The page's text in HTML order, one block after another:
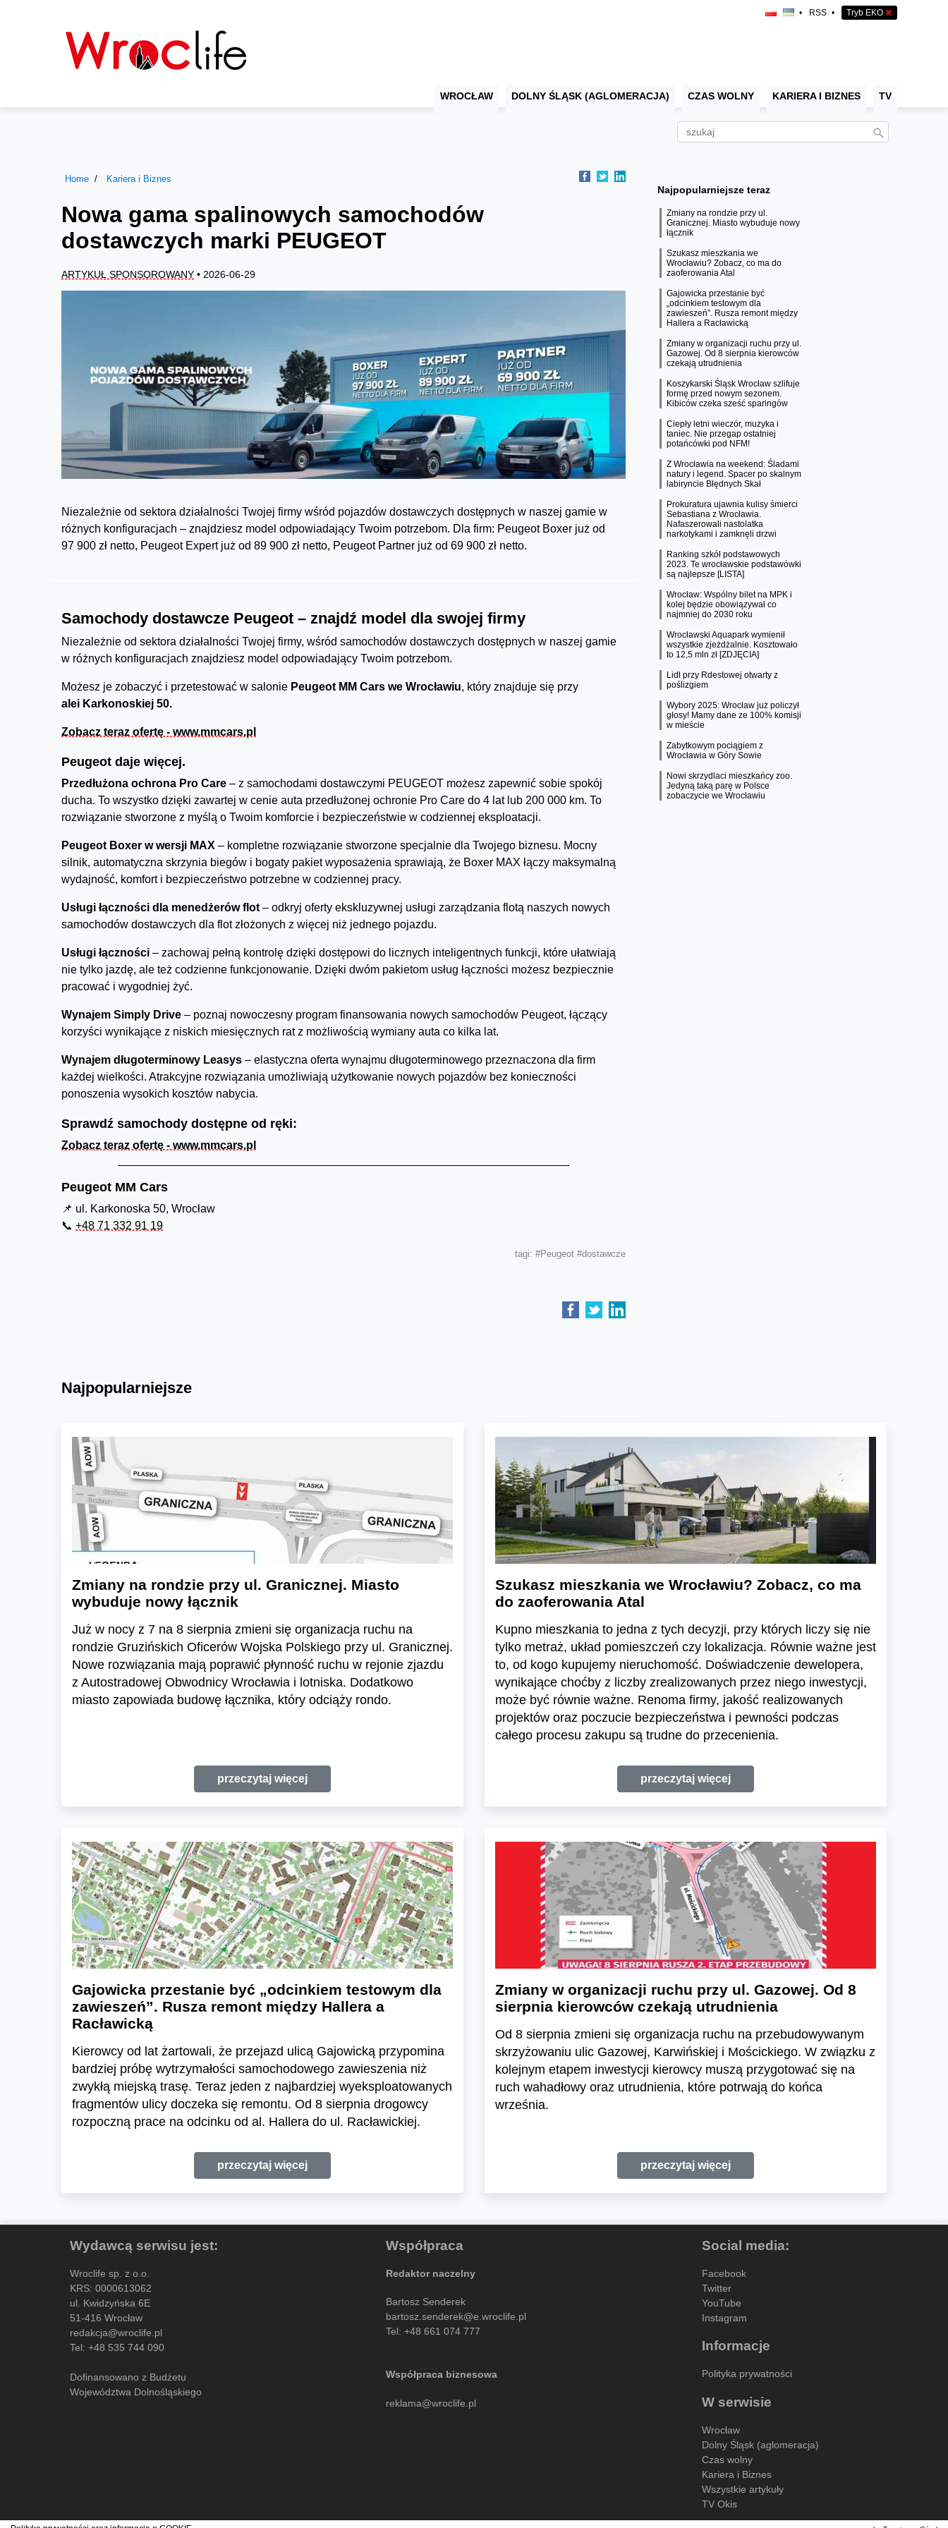
• RSS • Tryb EKO ✖
WROCŁAW DOLNY ŚLĄSK (AGLOMERACJA) CZAS WOLNY KARIERA I BIZNES TV
Home Kariera i Biznes
Nowa gama spalinowych samochodów
dostawczych marki PEUGEOT
ARTYKUŁ SPONSOROWANY • 2026-06-29
Niezależnie od sektora działalności Twojej firmy wśród pojazdów dostawczych dostępnych w naszej gamie w
różnych konfiguracjach – znajdziesz model odpowiadający Twoim potrzebom. Dla firm: Peugeot Boxer już od
97 900 zł netto, Peugeot Expert już od 89 900 zł netto, Peugeot Partner już od 69 900 zł netto.
Samochody dostawcze Peugeot – znajdź model dla swojej firmy
Niezależnie od sektora działalności Twojej firmy, wśród samochodów dostawczych dostępnych w naszej gamie
w różnych konfiguracjach znajdziesz model odpowiadający Twoim potrzebom.
Możesz je zobaczyć i przetestować w salonie Peugeot MM Cars we Wrocławiu, który znajduje się przy
alei Karkonoskiej 50.
Zobacz teraz ofertę - www.mmcars.pl
Peugeot daje więcej.
Przedłużona ochrona Pro Care – z samochodami dostawczymi PEUGEOT możesz zapewnić sobie spokój
ducha. To wszystko dzięki zawartej w cenie auta przedłużonej ochronie Pro Care do 4 lat lub 200 000 km. To
rozwiązanie stworzone z myślą o Twoim komforcie i bezpieczeństwie w codziennej eksploatacji.
Peugeot Boxer w wersji MAX – kompletne rozwiązanie stworzone specjalnie dla Twojego biznesu. Mocny
silnik, automatyczna skrzynia biegów i bogaty pakiet wyposażenia sprawiają, że Boxer MAX łączy maksymalną
wydajność, komfort i bezpieczeństwo potrzebne w codziennej pracy.
Usługi łączności dla menedżerów flot – odkryj oferty ekskluzywnej usługi zarządzania flotą naszych nowych
samochodów dostawczych dla flot złożonych z więcej niż jednego pojazdu.
Usługi łączności – zachowaj pełną kontrolę dzięki dostępowi do licznych inteligentnych funkcji, które ułatwiają
nie tylko jazdę, ale też codzienne funkcjonowanie. Dzięki dwóm pakietom usług łączności możesz bezpiecznie
pracować i wygodniej żyć.
Wynajem Simply Drive – poznaj nowoczesny program finansowania nowych samochodów Peugeot, łączący
korzyści wynikające z niskich miesięcznych rat z możliwością wymiany auta co kilka lat.
Wynajem długoterminowy Leasys – elastyczna oferta wynajmu długoterminowego przeznaczona dla firm
każdej wielkości. Atrakcyjne rozwiązania umożliwiają użytkowanie nowych pojazdów bez konieczności
ponoszenia wysokich kosztów nabycia.
Sprawdź samochody dostępne od ręki:
Zobacz teraz ofertę - www.mmcars.pl
Peugeot MM Cars
📌 ul. Karkonoska 50, Wrocław
📞 +48 71 332 91 19
tagi: #Peugeot #dostawcze
Najpopularniejsze teraz
Zmiany na rondzie przy ul.
Granicznej. Miasto wybuduje nowy
łącznik
Szukasz mieszkania we
Wrocławiu? Zobacz, co ma do
zaoferowania Atal
Gajowicka przestanie być
„odcinkiem testowym dla
zawieszeń”. Rusza remont między
Hallera a Racławicką
Zmiany w organizacji ruchu przy ul.
Gazowej. Od 8 sierpnia kierowców
czekają utrudnienia
Koszykarski Śląsk Wrocław szlifuje
formę przed nowym sezonem.
Kibiców czeka sześć sparingów
Ciepły letni wieczór, muzyka i
taniec. Nie przegap ostatniej
potańcówki pod NFM!
Z Wrocławia na weekend: Śladami
natury i legend. Spacer po skalnym
labiryncie Błędnych Skał
Prokuratura ujawnia kulisy śmierci
Sebastiana z Wrocławia.
Nafaszerowali nastolatka
narkotykami i zamknęli drzwi
Ranking szkół podstawowych
2023. Te wrocławskie podstawówki
są najlepsze [LISTA]
Wrocław: Wspólny bilet na MPK i
kolej będzie obowiązywał co
najmniej do 2030 roku
Wrocławski Aquapark wymienił
wszystkie zjeżdżalnie. Kosztowało
to 12,5 mln zł [ZDJĘCIA]
Lidl przy Rdestowej otwarty z
poślizgiem
Wybory 2025: Wrocław już policzył
głosy! Mamy dane ze 100% komisji
w mieście
Zabytkowym pociągiem z
Wrocławia w Góry Sowie
Nowi skrzydlaci mieszkańcy zoo.
Jedyną taką parę w Polsce
zobaczycie we Wrocławiu
Najpopularniejsze
Zmiany na rondzie przy ul. Granicznej. Miasto
wybuduje nowy łącznik
Już w nocy z 7 na 8 sierpnia zmieni się organizacja ruchu na
rondzie Gruzińskich Oficerów Wojska Polskiego przy ul. Granicznej.
Nowe rozwiązania mają poprawić płynność ruchu w rejonie zjazdu
z Autostradowej Obwodnicy Wrocławia i lotniska. Dodatkowo
miasto zapowiada budowę łącznika, który odciąży rondo.
przeczytaj więcej
Szukasz mieszkania we Wrocławiu? Zobacz, co ma
do zaoferowania Atal
Kupno mieszkania to jedna z tych decyzji, przy których liczy się nie
tylko metraż, układ pomieszczeń czy lokalizacja. Równie ważne jest
to, od kogo kupujemy nieruchomość. Doświadczenie dewelopera,
wynikające choćby z liczby zrealizowanych przez niego inwestycji,
może być równie ważne. Renoma firmy, jakość realizowanych
projektów oraz poczucie bezpieczeństwa i pewności podczas
całego procesu zakupu są trudne do przecenienia.
przeczytaj więcej
Gajowicka przestanie być „odcinkiem testowym dla
zawieszeń”. Rusza remont między Hallera a
Racławicką
Kierowcy od lat żartowali, że przejazd ulicą Gajowicką przypomina
bardziej próbę wytrzymałości samochodowego zawieszenia niż
zwykłą miejską trasę. Teraz jeden z najbardziej wyeksploatowanych
fragmentów ulicy doczeka się remontu. Od 8 sierpnia drogowcy
rozpoczną prace na odcinku od al. Hallera do ul. Racławickiej.
przeczytaj więcej
Zmiany w organizacji ruchu przy ul. Gazowej. Od 8
sierpnia kierowców czekają utrudnienia
Od 8 sierpnia zmieni się organizacja ruchu na przebudowywanym
skrzyżowaniu ulic Gazowej, Karwińskiej i Mościckiego. W związku z
kolejnym etapem inwestycji kierowcy muszą przygotować się na
ruch wahadłowy oraz utrudnienia, które potrwają do końca
września.
przeczytaj więcej
Wydawcą serwisu jest:
Wroclife sp. z o.o.
KRS: 0000613062
ul. Kwidzyńska 6E
51-416 Wrocław
redakcja@wroclife.pl
Tel: +48 535 744 090
Dofinansowano z Budżetu
Województwa Dolnośląskiego
Współpraca
Redaktor naczelny
Bartosz Senderek
bartosz.senderek@e.wroclife.pl
Tel: +48 661 074 777
Współpraca biznesowa
reklama@wroclife.pl
Social media:
Facebook
Twitter
YouTube
Instagram
Informacje
Polityka prywatności
W serwisie
Wrocław
Dolny Śląsk (aglomeracja)
Czas wolny
Kariera i Biznes
Wszystkie artykuły
TV Okis